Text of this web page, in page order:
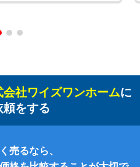
社ワイズワンホームに
頼をする
売るなら、